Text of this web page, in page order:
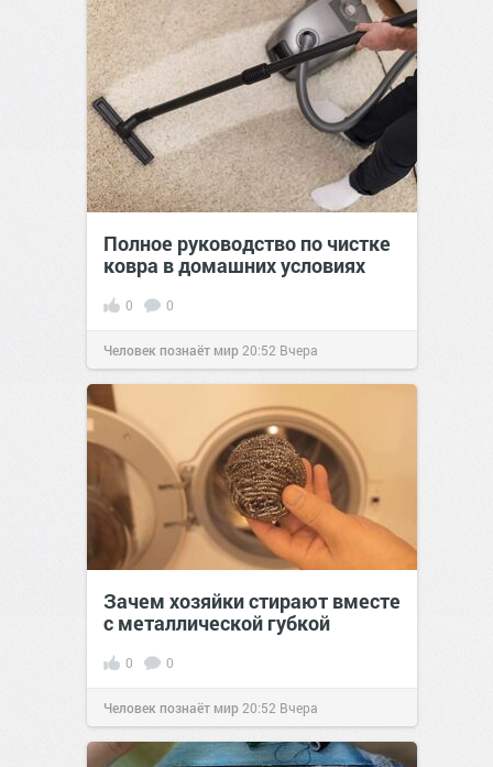
Полное руководство по чистке
ковра в домашних условиях
0 0
Человек познаёт мир 20:52 Вчера
Зачем хозяйки стирают вместе
с металлической губкой
0 0
Человек познаёт мир 20:52 Вчера